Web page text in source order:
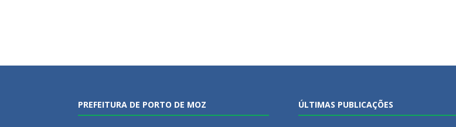
PREFEITURA DE PORTO DE MOZ ÚLTIMAS PUBLICAÇÕES